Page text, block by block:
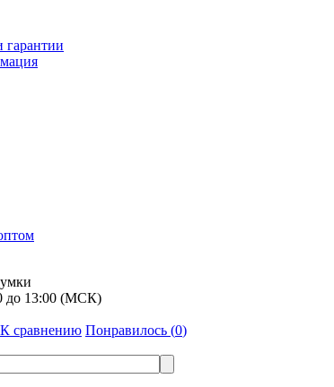
гарантии
до 13:00 (МСК)
К сравнению Понравилось (0)